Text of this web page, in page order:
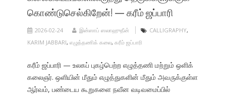
கொண்டுசெல்கிறேன்! — கரீம் ஜப்பாரி
2026-02-24 இன்ஸாப் ஸலாஹுதீன் CALLIGRAPHY,
KARIM JABBARI, எழுத்தணிக் கலை, கரீம் ஜப்பாரி
கரீம் ஜப்பாரி — உலகப் புகழ்பெற்ற எழுத்தணி மற்றும் ஒளிக்
கலைஞர். ஒளியின் மீதும் எழுத்துகளின் மீதும் அவருக்குள்ள
ஆர்வம், பண்டைய கூறுகளை நவீன வடிவமைப்பில்